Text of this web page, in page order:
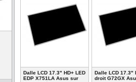
Dalle LCD 17.3" HD+ LED
EDP X751LA Asus sur
Dalle LCD 17.3"
droit G72GX